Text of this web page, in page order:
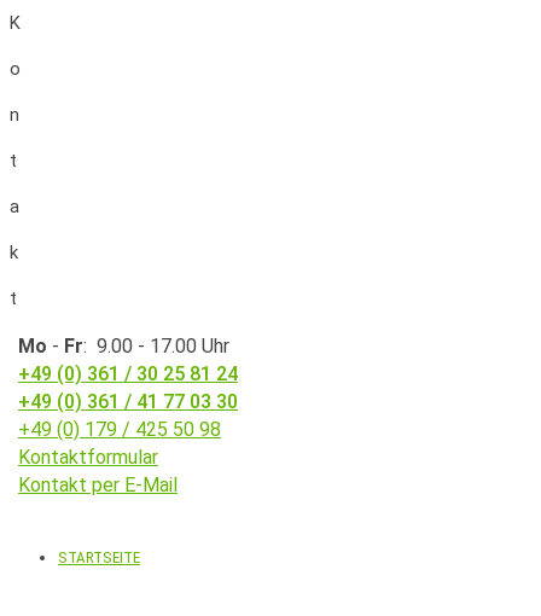
K
o
n
t
a
k
t
Mo - Fr: 9.00 - 17.00 Uhr
+49 (0) 361 / 30 25 81 24
+49 (0) 361 / 41 77 03 30
+49 (0) 179 / 425 50 98
Kontaktformular
Kontakt per E-Mail
STARTSEITE